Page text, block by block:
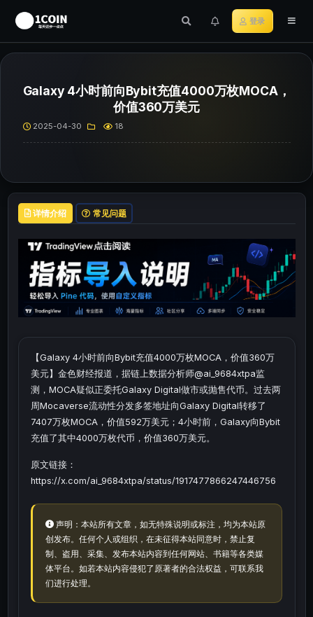
登录
Galaxy 4小时前向Bybit充值4000万枚MOCA，
价值360万美元
2025-04-30 18
详情介绍 常见问题
【Galaxy 4小时前向Bybit充值4000万枚MOCA，价值360万
美元】金色财经报道，据链上数据分析师@ai_9684xtpa监
测，MOCA疑似正委托Galaxy Digital做市或抛售代币。过去两
周Mocaverse流动性分发多签地址向Galaxy Digital转移了
7407万枚MOCA，价值592万美元；4小时前，Galaxy向Bybit
充值了其中4000万枚代币，价值360万美元。
原文链接：
https://x.com/ai_9684xtpa/status/1917477866247446756
声明：本站所有文章，如无特殊说明或标注，均为本站原
创发布。任何个人或组织，在未征得本站同意时，禁止复
制、盗用、采集、发布本站内容到任何网站、书籍等各类媒
体平台。如若本站内容侵犯了原著者的合法权益，可联系我
们进行处理。